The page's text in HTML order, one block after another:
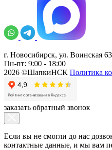
г. Новосибирск, ул. Воинская
Пн-пт: 9:00 - 18:00
2026 ©ШапкиНСК Политика
заказать обратный звонок
Если вы не смогли до нас
контактные данные, и мы вам